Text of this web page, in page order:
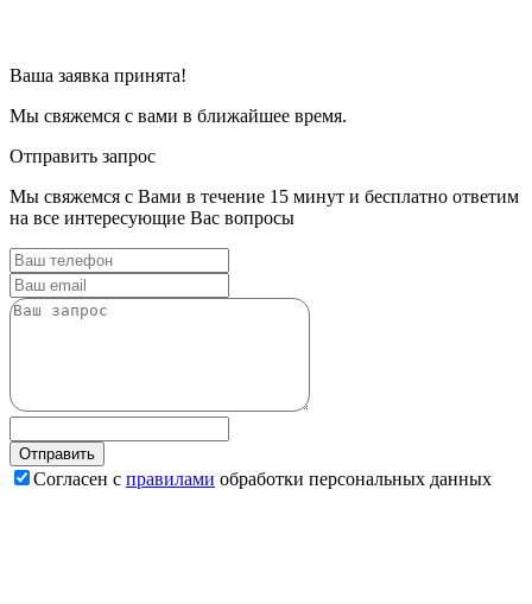
Ваша заявка принята!
Мы свяжемся с вами в ближайшее время.
Отправить запрос
Мы свяжемся с Вами в течение 15 минут и бесплатно ответим
на все интересующие Вас вопросы
Согласен с правилами обработки персональных данных